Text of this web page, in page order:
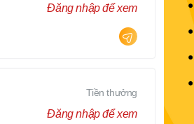
Đăng nhập để xem
Tiền thưởng
Đăng nhập để xem